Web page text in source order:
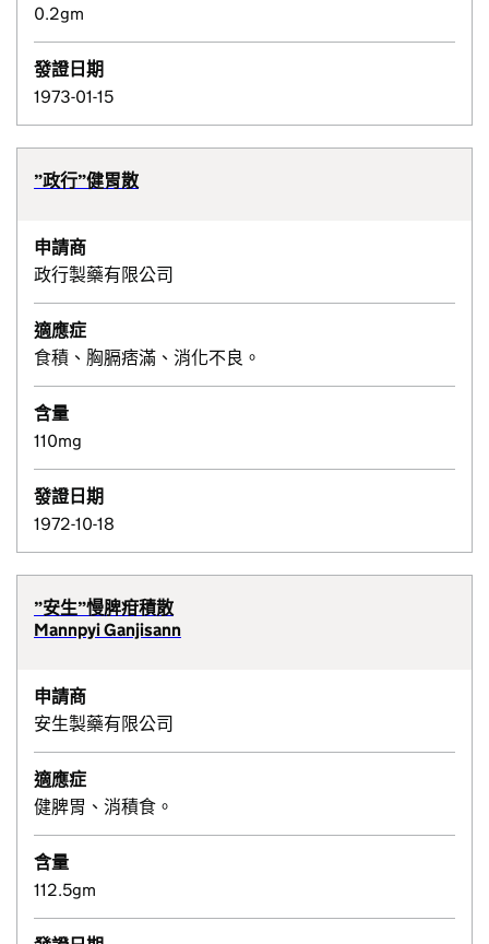
0.2gm
發證日期
1973-01-15
”政行”健胃散
申請商
政行製藥有限公司
適應症
食積、胸膈痞滿、消化不良。
含量
110mg
發證日期
1972-10-18
”安生”慢脾疳積散
Mannpyi Ganjisann
申請商
安生製藥有限公司
適應症
健脾胃、消積食。
含量
112.5gm